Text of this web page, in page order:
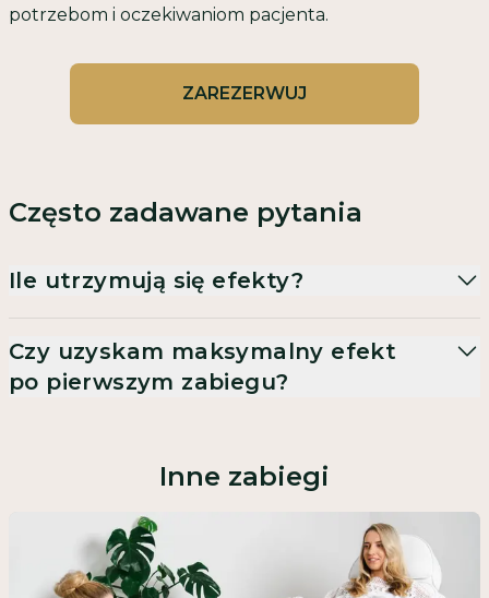
potrzebom i oczekiwaniom pacjenta.
ZAREZERWUJ
Często zadawane pytania
Ile utrzymują się efekty?
Czy uzyskam maksymalny efekt
po pierwszym zabiegu?
Inne zabiegi